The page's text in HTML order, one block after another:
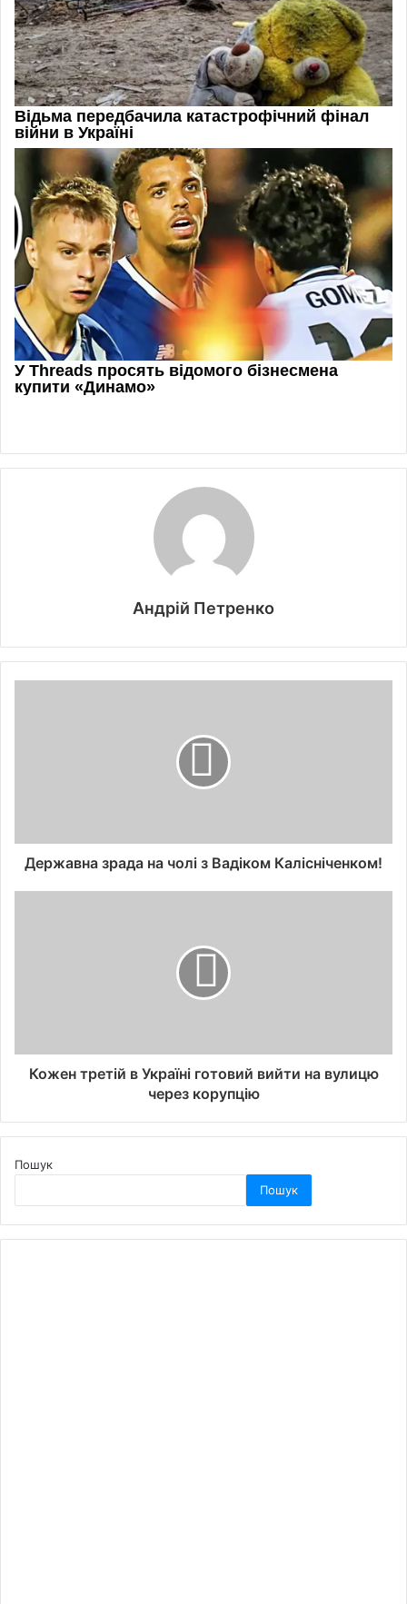
Андрій Петренко
Державна зрада на чолі з Вадіком Калісніченком!
Кожен третій в Україні готовий вийти на вулицю
через корупцію
Пошук
Пошук